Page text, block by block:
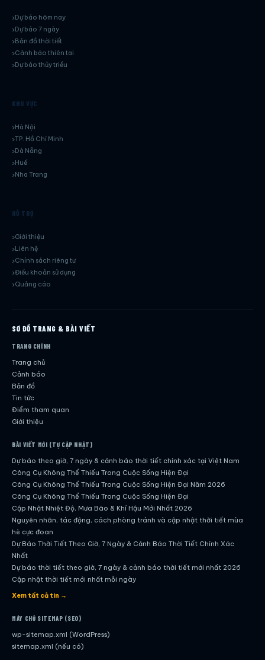
Dự báo hôm nay
Dự báo 7 ngày
Bản đồ thời tiết
Cảnh báo thiên tai
Dự báo thủy triều
KHU VỰC
Hà Nội
TP. Hồ Chí Minh
Dà Nẵng
Huế
Nha Trang
HỖ TRỢ
Giới thiệu
Liên hệ
Chính sách riêng tư
Điều khoản sử dụng
Quảng cáo
SƠ ĐỒ TRANG & BÀI VIẾT
TRANG CHÍNH
Trang chủ
Cảnh báo
Bản đồ
Tin tức
Điểm tham quan
Giới thiệu
BÀI VIẾT MỚI (TỰ CẬP NHẬT)
Dự báo theo giờ, 7 ngày & cảnh báo thời tiết chính xác tại Việt Nam
Công Cụ Không Thể Thiếu Trong Cuộc Sống Hiện Đại
Công Cụ Không Thể Thiếu Trong Cuộc Sống Hiện Đại Năm 2026
Công Cụ Không Thể Thiếu Trong Cuộc Sống Hiện Đại
Cập Nhật Nhiệt Độ, Mưa Bão & Khí Hậu Mới Nhất 2026
Nguyên nhân, tác động, cách phòng tránh và cập nhật thời tiết mùa
hè cực đoan
Dự Báo Thời Tiết Theo Giờ, 7 Ngày & Cảnh Báo Thời Tiết Chính Xác
Nhất
Dự báo thời tiết theo giờ, 7 ngày & cảnh báo thời tiết mới nhất 2026
Cập nhật thời tiết mới nhất mỗi ngày
Hướng dẫn đầy đủ về dự báo thời tiết hiện đại
Dự Báo Thời Tiết Theo Giờ, 7 Ngày & Cảnh Báo Thời Tiết Chính Xác
Công Cụ Không Thể Thiếu Trong Cuộc Sống Hiện Đại
Dự Báo Theo Giờ, 7 Ngày & Cảnh Báo Thời Tiết – Công Cụ Không Thể
Xem tất cả tin →
MÁY CHỦ SITEMAP (SEO)
wp-sitemap.xml (WordPress)
sitemap.xml (nếu có)